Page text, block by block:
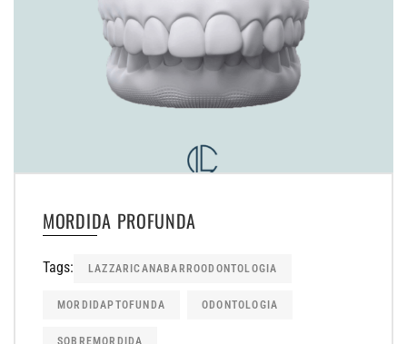
MORDIDA PROFUNDA
Tags: LAZZARICANABARROODONTOLOGIA
MORDIDAPTOFUNDA ODONTOLOGIA